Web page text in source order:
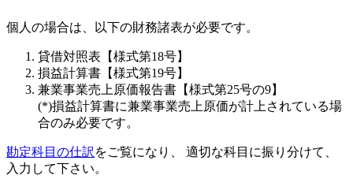
個人の場合は、以下の財務諸表が必要です。
貸借対照表【様式第18号】
損益計算書【様式第19号】
兼業事業売上原価報告書【様式第25号の9】
(*)損益計算書に兼業事業売上原価が計上されている場
合のみ必要です。
勘定科目の仕訳 をご覧になり、 適切な科目に振り分けて、
入力して下さい。